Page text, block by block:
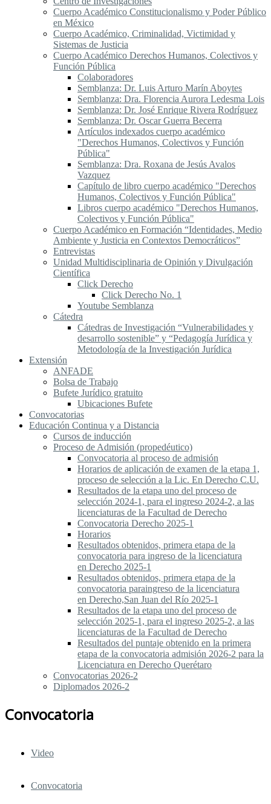
Cuerpo Académico Constitucionalismo y Poder Público
en México
Cuerpo Académico, Criminalidad, Victimidad y
Sistemas de Justicia
Cuerpo Académico Derechos Humanos, Colectivos y
Función Pública
Colaboradores
Semblanza: Dr. Luis Arturo Marín Aboytes
Semblanza: Dra. Florencia Aurora Ledesma Lois
Semblanza: Dr. José Enrique Rivera Rodríguez
Semblanza: Dr. Oscar Guerra Becerra
Artículos indexados cuerpo académico
"Derechos Humanos, Colectivos y Función
Pública"
Semblanza: Dra. Roxana de Jesús Avalos
Vazquez
Capítulo de libro cuerpo académico "Derechos
Humanos, Colectivos y Función Pública"
Libros cuerpo académico "Derechos Humanos,
Colectivos y Función Pública"
Cuerpo Académico en Formación “Identidades, Medio
Ambiente y Justicia en Contextos Democráticos”
Entrevistas
Unidad Multidisciplinaria de Opinión y Divulgación
Científica
Click Derecho
Click Derecho No. 1
Youtube Semblanza
Cátedra
Cátedras de Investigación “Vulnerabilidades y
desarrollo sostenible” y “Pedagogía Jurídica y
Metodología de la Investigación Jurídica
Extensión
ANFADE
Bolsa de Trabajo
Bufete Jurídico gratuito
Ubicaciones Bufete
Convocatorias
Educación Continua y a Distancia
Cursos de inducción
Proceso de Admisión (propedéutico)
Convocatoria al proceso de admisión
Horarios de aplicación de examen de la etapa 1,
proceso de selección a la Lic. En Derecho C.U.
Resultados de la etapa uno del proceso de
selección 2024-1, para el ingreso 2024-2, a las
licenciaturas de la Facultad de Derecho
Convocatoria Derecho 2025-1
Horarios
Resultados obtenidos, primera etapa de la
convocatoria para ingreso de la licenciatura
en Derecho 2025-1
Resultados obtenidos, primera etapa de la
convocatoria paraingreso de la licenciatura
en Derecho,San Juan del Río 2025-1
Resultados de la etapa uno del proceso de
selección 2025-1, para el ingreso 2025-2, a las
licenciaturas de la Facultad de Derecho
Resultados del puntaje obtenido en la primera
etapa de la convocatoria admisión 2026-2 para la
Licenciatura en Derecho Querétaro
Convocatorias 2026-2
Diplomados 2026-2
Convocatoria
Video
Convocatoria